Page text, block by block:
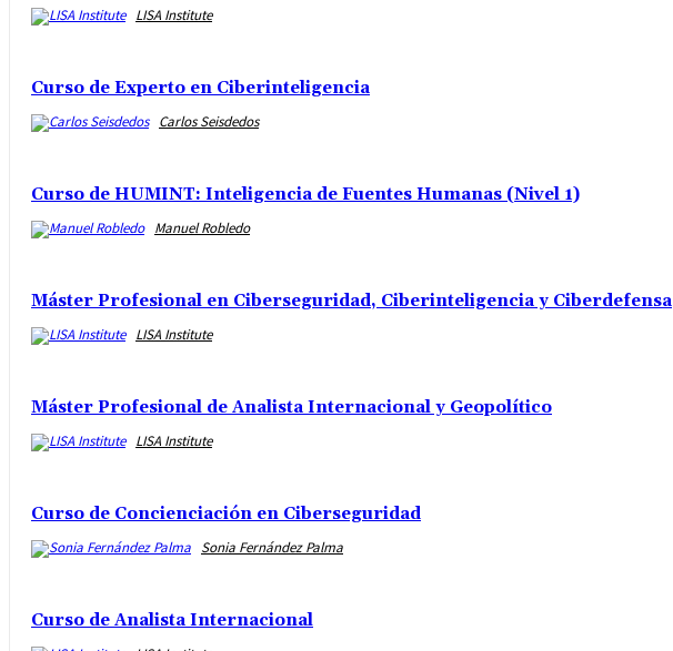
LISA Institute
Curso de Experto en Ciberinteligencia
Carlos Seisdedos
Curso de HUMINT: Inteligencia de Fuentes Humanas (Nivel 1)
Manuel Robledo
Máster Profesional en Ciberseguridad, Ciberinteligencia y Ciberdefensa
LISA Institute
Máster Profesional de Analista Internacional y Geopolítico
LISA Institute
Curso de Concienciación en Ciberseguridad
Sonia Fernández Palma
Curso de Analista Internacional